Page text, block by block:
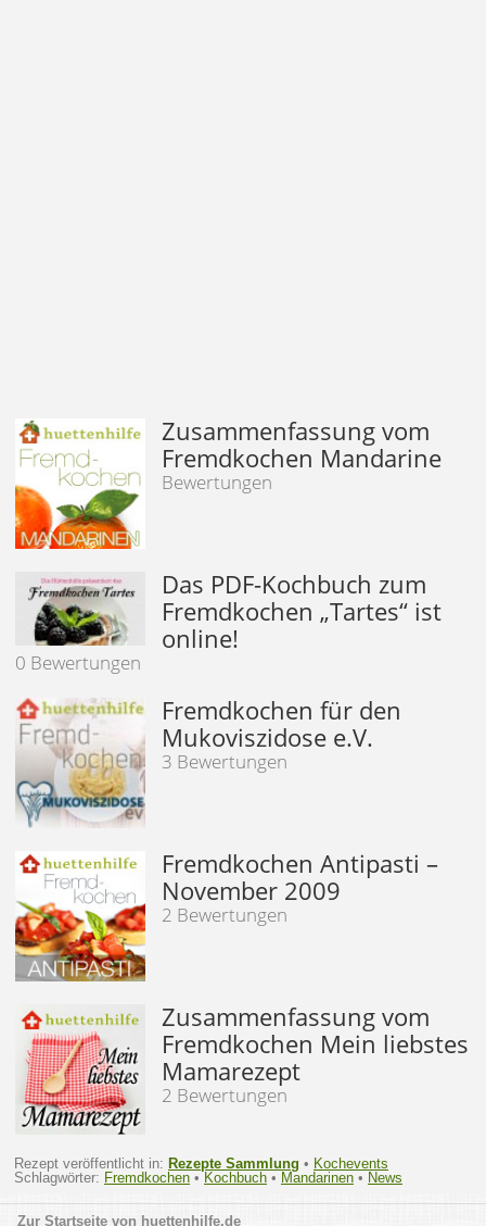
Zusammenfassung vom
Fremdkochen Mandarine
Bewertungen
Das PDF-Kochbuch zum
Fremdkochen „Tartes“ ist
online!
0 Bewertungen
Fremdkochen für den
Mukoviszidose e.V.
3 Bewertungen
Fremdkochen Antipasti –
November 2009
2 Bewertungen
Zusammenfassung vom
Fremdkochen Mein liebstes
Mamarezept
2 Bewertungen
Rezept veröffentlicht in: Rezepte Sammlung • Kochevents
Schlagwörter: Fremdkochen • Kochbuch • Mandarinen • News
huettenhilfe.de